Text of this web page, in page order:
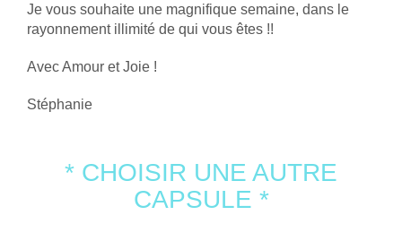
Je vous souhaite une magnifique semaine, dans le
rayonnement illimité de qui vous êtes !!
Avec Amour et Joie !
Stéphanie
* CHOISIR UNE AUTRE
CAPSULE *